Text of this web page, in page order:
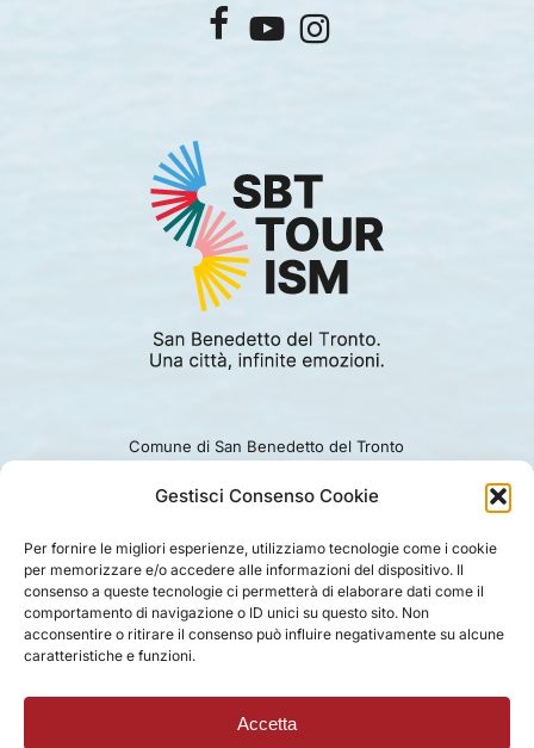
Gestisci Consenso Cookie
Per fornire le migliori esperienze, utilizziamo tecnologie come i cookie
per memorizzare e/o accedere alle informazioni del dispositivo. Il
consenso a queste tecnologie ci permetterà di elaborare dati come il
comportamento di navigazione o ID unici su questo sito. Non
acconsentire o ritirare il consenso può influire negativamente su alcune
caratteristiche e funzioni.
Accetta
facebook
youtubeinstagram
Comune di San Benedetto del Tronto
Ufficio turismo: 0735.794229
PRIVACY |COOKIE | LEGAL |DISCLAIMER